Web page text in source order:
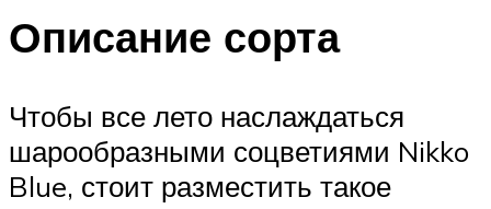
Описание сорта
Чтобы все лето наслаждаться
шарообразными соцветиями Nikko
Blue, стоит разместить такое